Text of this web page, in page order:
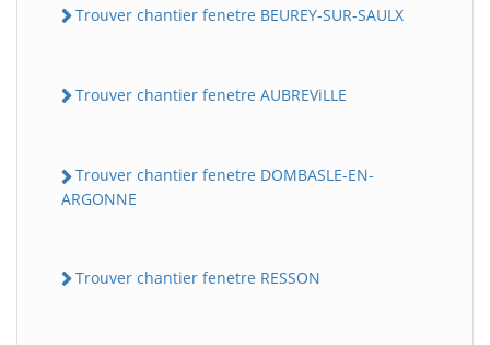
Trouver chantier fenetre BEUREY-SUR-SAULX
Trouver chantier fenetre AUBREViLLE
Trouver chantier fenetre DOMBASLE-EN-
ARGONNE
Trouver chantier fenetre RESSON